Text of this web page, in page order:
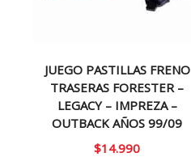
JUEGO PASTILLAS FRENO
TRASERAS FORESTER –
LEGACY – IMPREZA –
OUTBACK AÑOS 99/09
$14.990